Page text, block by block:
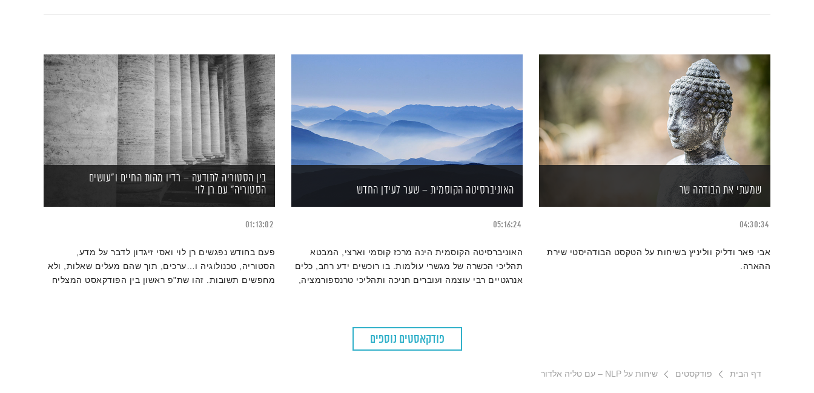
שמעתי את הבודהה שר
04:30:34
אבי פאר ודליק ווליניץ בשיחות על הטקסט הבודהיסטי שירת
ההארה.
האוניברסיטה הקוסמית – שער לעידן החדש
05:16:24
האוניברסיטה הקוסמית הינה מרכז קוסמי וארצי, המבטא
תהליכי הכשרה של מגשרי עולמות. בו רוכשים ידע רחב, כלים
אנרגטיים רבי עוצמה ועוברים חניכה ותהליכי טרנספורמציה,
יחדיו בנתיב ההתעלות.
בין הסטוריה לתודעה – רדיו מהות החיים ו"עושים
הסטוריה" עם רן לוי
01:13:02
פעם בחודש נפגשים רן לוי ואסי זיגדון לדבר על מדע,
הסטוריה, טכנולוגיה ו…ערכים, תוך שהם מעלים שאלות, ולא
מחפשים תשובות. זהו שת"פ ראשון בין הפודקאסט המצליח
פודקאסטים נוספים
דף הבית פודקסטים שיחות על NLP – עם טליה אלדור